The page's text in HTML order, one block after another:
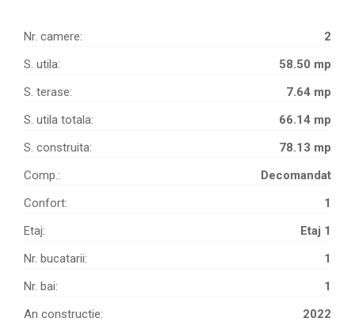
Nr. camere:
2
S. utila:
58.50 mp
S. terase:
7.64 mp
S. utila totala:
66.14 mp
S. construita:
78.13 mp
Comp.:
Decomandat
Confort:
1
Etaj:
Etaj 1
Nr. bucatarii:
1
Nr. bai:
1
An constructie:
2022